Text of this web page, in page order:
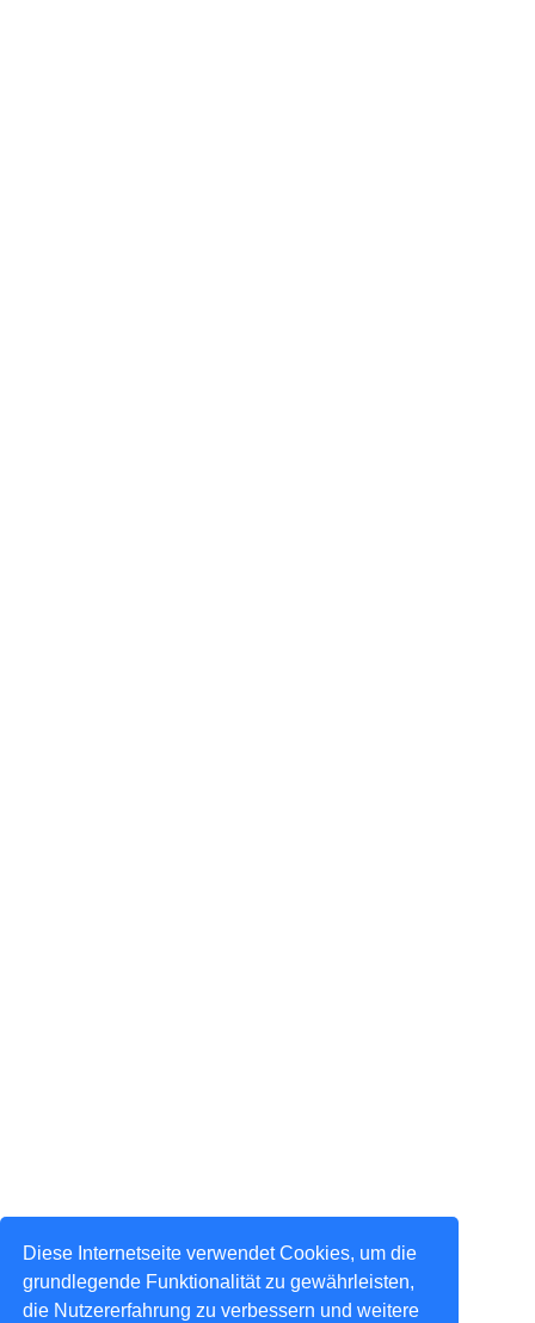
Diese Internetseite verwendet Cookies, um die
grundlegende Funktionalität zu gewährleisten,
die Nutzererfahrung zu verbessern und weitere